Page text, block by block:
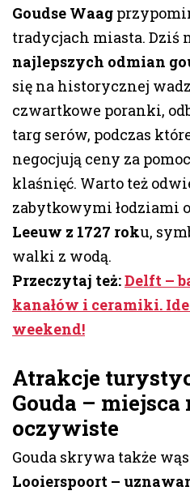
Goudse Waag
tradycjach miasta. Dziś
najlepszych odmian
się na historycznej
czwartkowe poranki,
targ serów, podczas
negocjują ceny za
klaśnięć. Warto też
zabytkowymi łodziami
Leeuw z 1727 roku,
walki z wodą.
Przeczytaj też:Delft –
kanałów i ceramiki.
weekend!
Atrakcje
Gouda – miejsca
oczywiste
Gouda skrywa także
Looierspoort –